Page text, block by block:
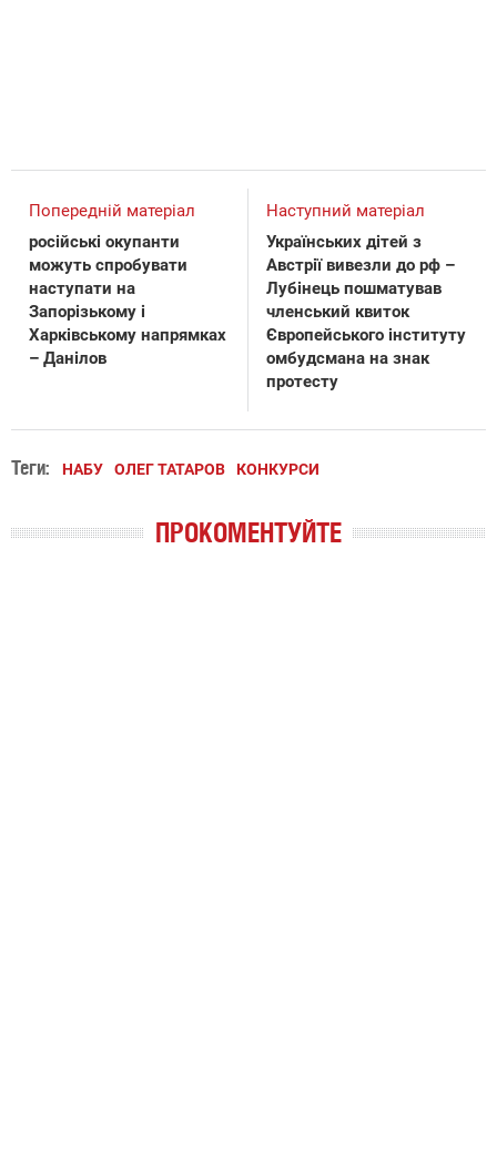
Попередній матеріал
російські окупанти
можуть спробувати
наступати на
Запорізькому і
Харківському напрямках
– Данілов
Наступний матеріал
Українських дітей з
Австрії вивезли до рф –
Лубінець пошматував
членський квиток
Європейського інституту
омбудсмана на знак
протесту
Теги: НАБУ ОЛЕГ ТАТАРОВ КОНКУРСИ
ПРОКОМЕНТУЙТЕ